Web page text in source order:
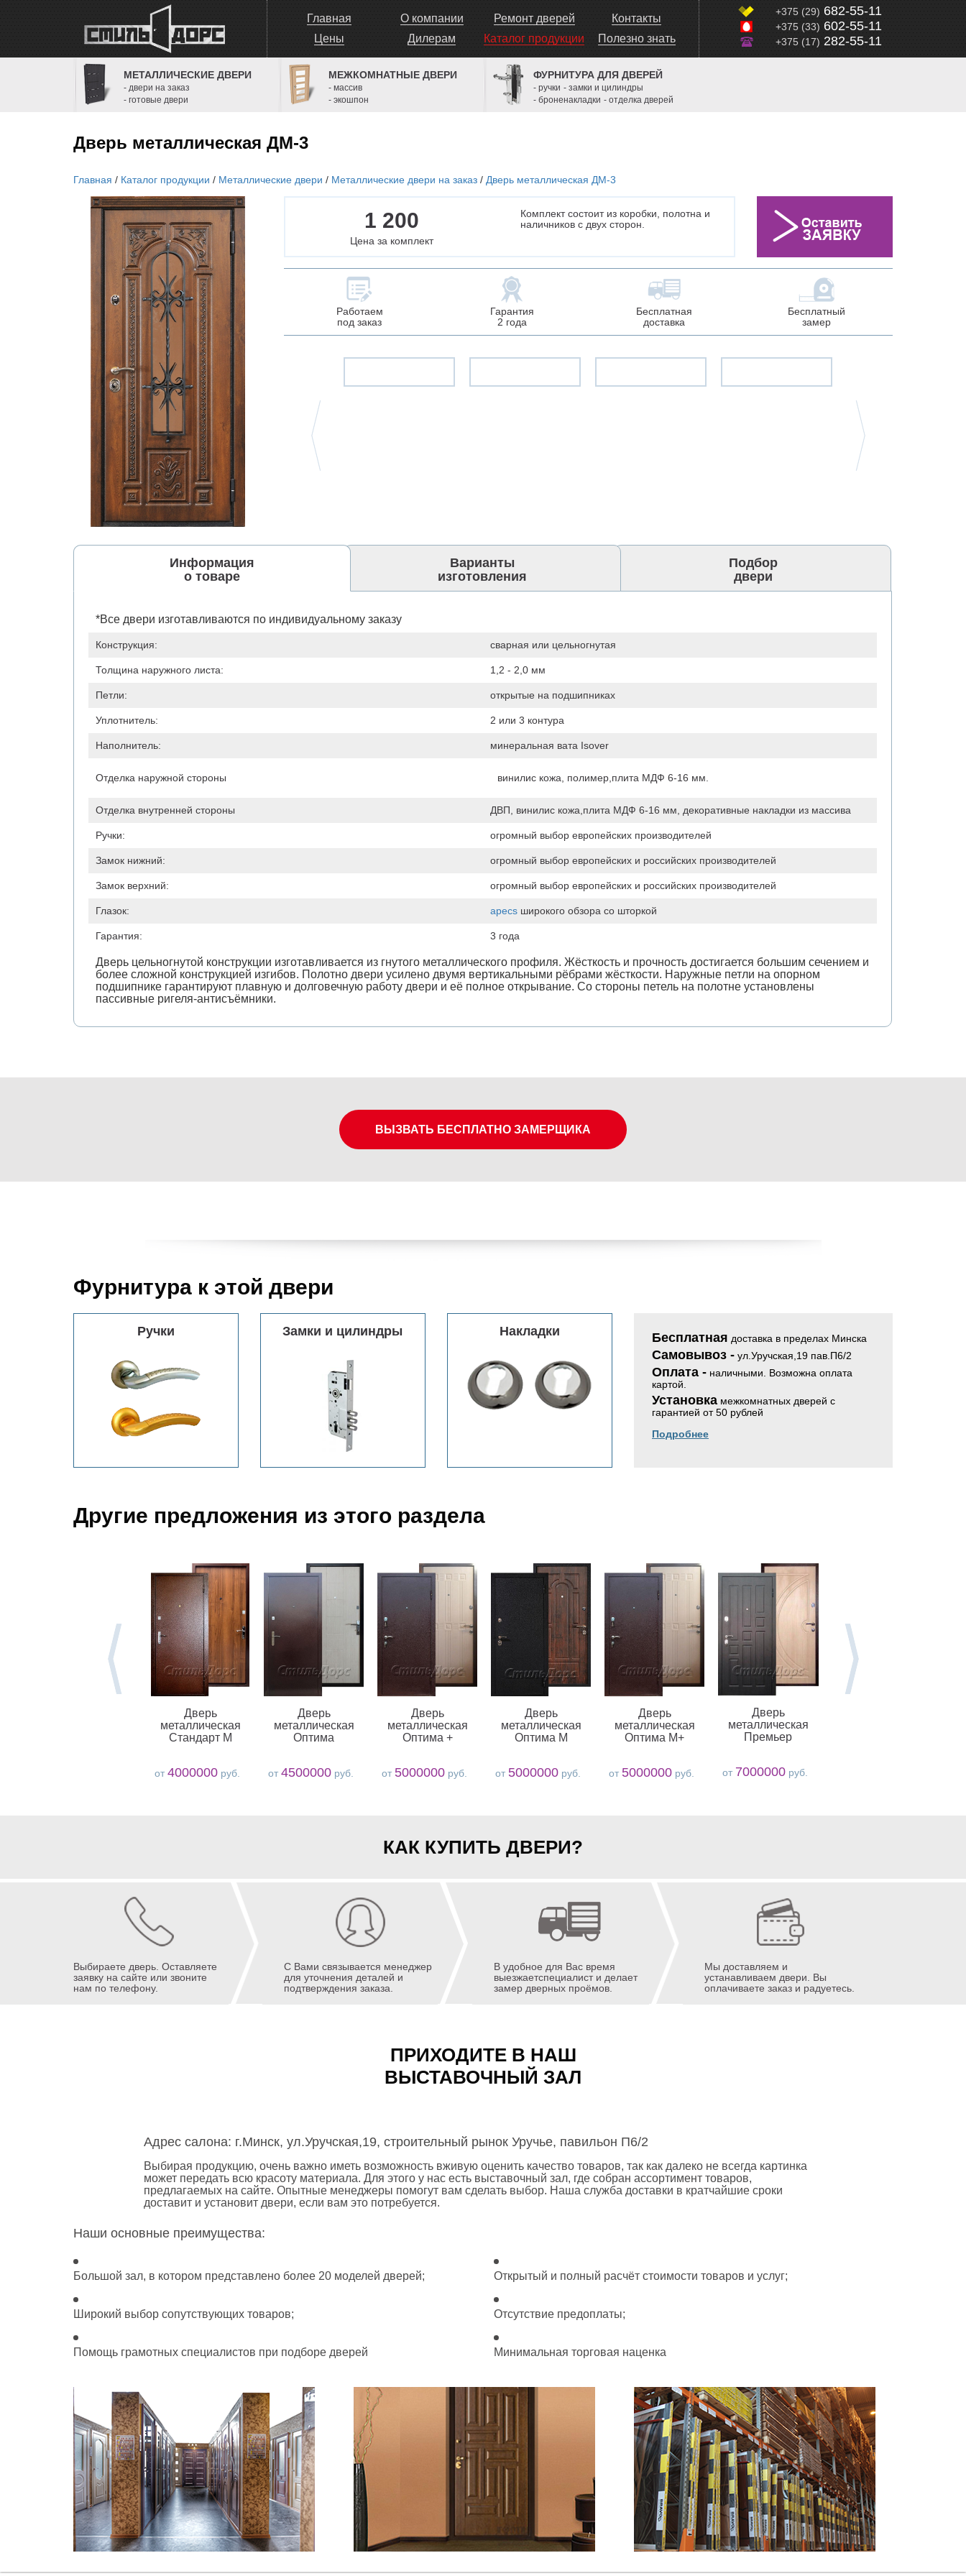
Главная О компании Ремонт дверей
Контакты
Цены
Дилерам Каталог продукции Полезно знать
+375 (29) 682-55-11
+375 (33) 602-55-11
+375 (17) 282-55-11
МЕТАЛЛИЧЕСКИЕ ДВЕРИ
- двери на заказ
- готовые двери
МЕЖКОМНАТНЫЕ ДВЕРИ
- массив
- экошпон
ФУРНИТУРА ДЛЯ ДВЕРЕЙ
- ручки - замки и цилиндры
- броненакладки - отделка дверей
Дверь металлическая ДМ-3
Главная / Каталог продукции / Металлические двери / Металлические двери на заказ / Дверь металлическая ДМ-3
1 200
Цена за комплект
Комплект состоит из коробки, полотна и
наличников с двух сторон.
Работаем
под заказ
Гарантия
2 года
Бесплатная
доставка
Бесплатный
замер
Информация
о товаре
Варианты
изготовления
Подбор
двери
*Все двери изготавливаются по индивидуальному заказу
Конструкция: сварная или цельногнутая
Толщина наружного листа: 1,2 - 2,0 мм
Петли: открытые на подшипниках
Уплотнитель: 2 или 3 контура
Наполнитель: минеральная вата Isover
Отделка наружной стороны винилис кожа, полимер,плита МДФ 6-16 мм.
Отделка внутренней стороны ДВП, винилис кожа,плита МДФ 6-16 мм, декоративные накладки из массива
Ручки: огромный выбор европейских производителей
Замок нижний: огромный выбор европейских и российских производителей
Замок верхний: огромный выбор европейских и российских производителей
Глазок: apecs широкого обзора со шторкой
Гарантия: 3 года
Дверь цельногнутой конструкции изготавливается из гнутого металлического профиля. Жёсткость и прочность достигается большим сечением и
более сложной конструкцией изгибов. Полотно двери усилено двумя вертикальными рёбрами жёсткости. Наружные петли на опорном
подшипнике гарантируют плавную и долговечную работу двери и её полное открывание. Со стороны петель на полотне установлены
пассивные ригеля-антисъёмники.
ВЫЗВАТЬ БЕСПЛАТНО ЗАМЕРЩИКА
Фурнитура к этой двери
Ручки Замки и цилиндры Накладки Бесплатная доставка в пределах Минска
Самовывоз - ул.Уручская,19 пав.П6/2
Оплата - наличными. Возможна оплата
картой.
Установка межкомнатных дверей с
гарантией от 50 рублей
Подробнее
Другие предложения из этого раздела
Дверь
металлическая
Стандарт М
от 4000000руб.
Дверь
металлическая
Оптима
от 4500000руб.
Дверь
металлическая
Оптима +
от 5000000руб.
Дверь
металлическая
Оптима М
от 5000000руб.
Дверь
металлическая
Оптима M+
от 5000000руб.
Дверь
металлическая
Премьер
от 7000000руб.
КАК КУПИТЬ ДВЕРИ?
Выбираете дверь. Оставляете
заявку на сайте или звоните
нам по телефону.
С Вами связывается менеджер
для уточнения деталей и
подтверждения заказа.
В удобное для Вас время
выезжаетспециалист и делает
замер дверных проёмов.
Мы доставляем и
устанавливаем двери. Вы
оплачиваете заказ и радуетесь.
ПРИХОДИТЕ В НАШ
ВЫСТАВОЧНЫЙ ЗАЛ
Адрес салона: г.Минск, ул.Уручская,19, строительный рынок Уручье, павильон П6/2
Выбирая продукцию, очень важно иметь возможность вживую оценить качество товаров, так как далеко не всегда картинка
может передать всю красоту материала. Для этого у нас есть выставочный зал, где собран ассортимент товаров,
предлагаемых на сайте. Опытные менеджеры помогут вам сделать выбор. Наша служба доставки в кратчайшие сроки
доставит и установит двери, если вам это потребуется.
Наши основные преимущества:
Большой зал, в котором представлено более 20 моделей дверей;
Широкий выбор сопутствующих товаров;
Помощь грамотных специалистов при подборе дверей
Открытый и полный расчёт стоимости товаров и услуг;
Отсутствие предоплаты;
Минимальная торговая наценка